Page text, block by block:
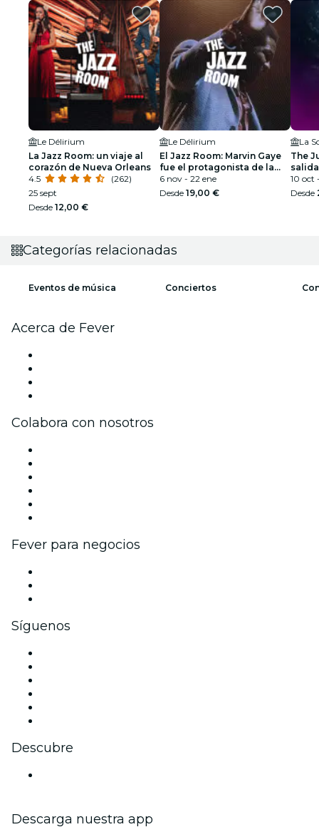
Le Délirium
La Jazz Room: un viaje al
corazón de Nueva Orleans
4.5
(262)
25 sept
Desde 12,00 €
Le Délirium
El Jazz Room: Marvin Gaye
fue el protagonista de la
noche de soul
6 nov - 22 ene
Desde 19,00 €
La
The
10 oct
Desde
Categorías relacionadas
Eventos de música Conciertos
Acerca de Fever
Colabora con nosotros
Fever para negocios
Síguenos
Descubre
Descarga nuestra app